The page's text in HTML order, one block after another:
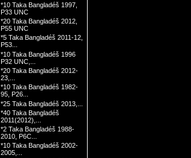
*10 Taka Bangladéš 1997,
P33 UNC
*20 Taka Bangladéš 2012,
P55 UNC
*5 Taka Bangladéš 2011-12,
P53...
*10 Taka Bangladéš 1996
P32 UNC,...
*20 Taka Bangladéš 2012-
23,...
*10 Taka Bangladéš 1982-
95, P26...
*25 Taka Bangladéš 2013,...
*40 Taka Bangladéš
2011(2012),...
*2 Taka Bangladéš 1988-
2010, P6C...
*10 Taka Bangladéš 2002-
2005,...